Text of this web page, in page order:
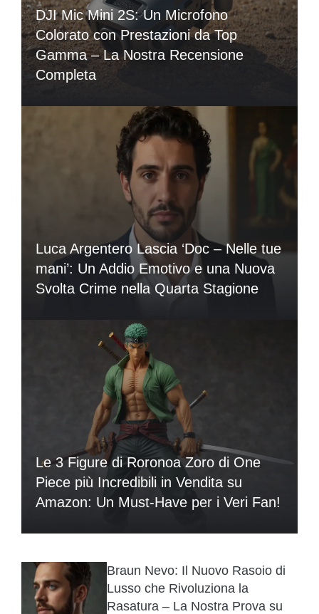
DJI Mic Mini 2S: Un Microfono
Colorato con Prestazioni da Top
Gamma – La Nostra Recensione
Completa
Luca Argentero Lascia ‘Doc – Nelle tue
mani’: Un Addio Emotivo e una Nuova
Svolta Crime nella Quarta Stagione
Le 3 Figure di Roronoa Zoro di One
Piece più Incredibili in Vendita su
Amazon: Un Must-Have per i Veri Fan!
Braun Nevo: Il Nuovo Rasoio di
Lusso che Rivoluziona la
Rasatura – La Nostra Prova su